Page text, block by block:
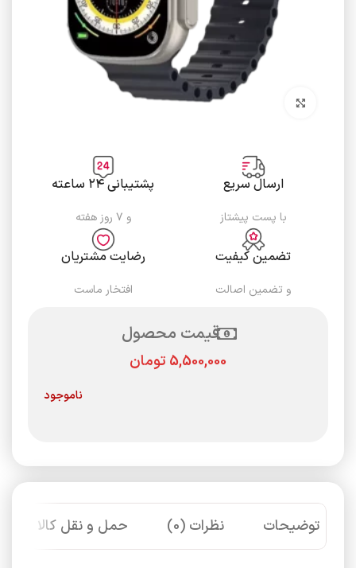
برای بزرگنمایی کلیک کنید
ارسال سریع
با پست پیشتاز
پشتیبانی ۲۴ ساعته
و ۷ روز هفته
تضمین کیفیت
و تضمین اصالت
رضایت مشتریان
افتخار ماست
قیمت محصول
تومان
ناموجود
توضیحات نظرات (0) حمل و نقل کالا